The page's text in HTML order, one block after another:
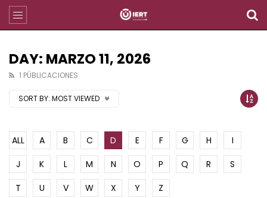
DAY: MARZO 11, 2026
1 PÚBLICACIONES
SORT BY: MOST VIEWED
ALL A B C D E F G H
I
J
K L M N O P Q R
S
T
U V W X Y Z